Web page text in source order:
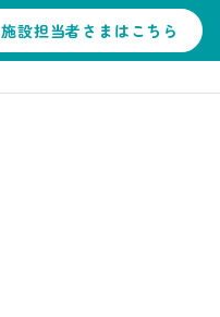
施設担当者さまはこちら